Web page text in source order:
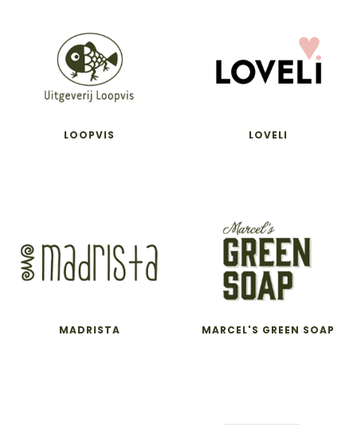
LOOPVIS LOVELI
MADRISTA MARCEL'S GREEN SOAP